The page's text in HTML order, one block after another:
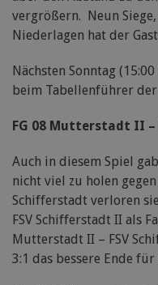
vergrößern. Neun
Niederlagen hat der
Nächsten Sonntag
beim Tabellenführer der
FG 08 Mutterstadt II
Auch in diesem Spiel
nicht viel zu holen
Schifferstadt verloren
FSV Schifferstadt II als
Mutterstadt II – FSV
3:1 das bessere Ende